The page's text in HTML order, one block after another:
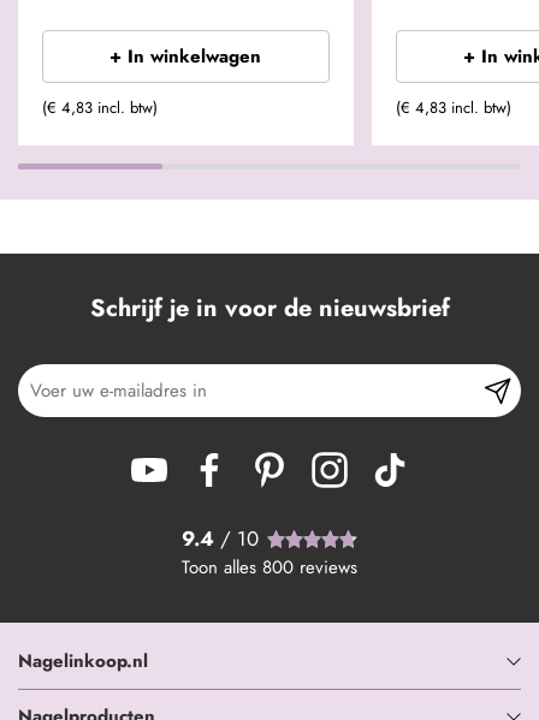
+ In winkelwagen
(€ 4,83 incl. btw)
+ In
(€ 4,83 incl. btw)
Schrijf je in voor de nieuwsbrief
9.4 / 10
Toon alles 800 reviews
Nagelinkoop.nl